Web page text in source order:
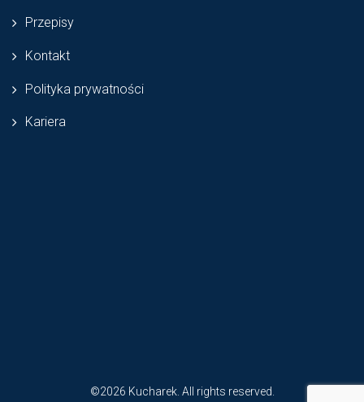
Przepisy
Kontakt
Polityka prywatności
Kariera
©2026 Kucharek. All rights reserved.